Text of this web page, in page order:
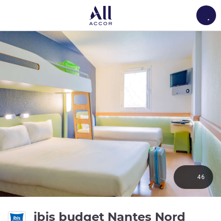
ibis budget Nantes Nord
46